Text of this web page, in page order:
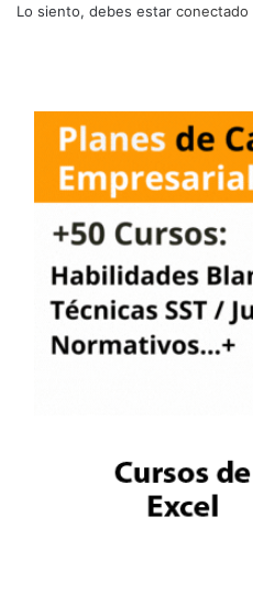
Lo siento, debes estar conectado